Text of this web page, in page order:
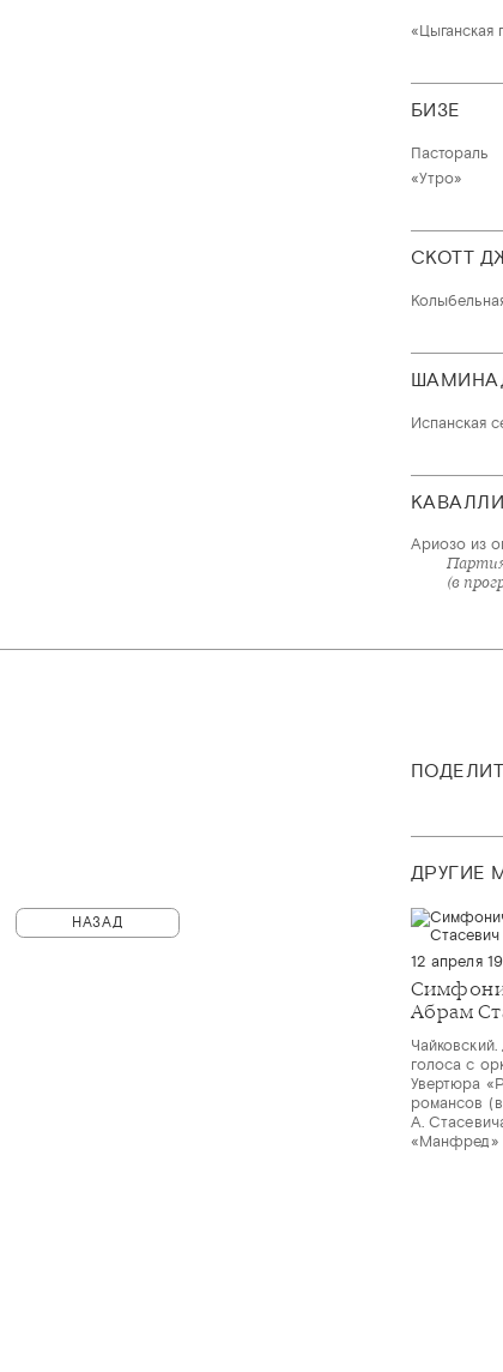
«Цыганская
БИЗЕ
Пастораль
«Утро»
СКОТТ
Испанская
КАВАЛЛИ
Ариозо из
(в
ДРУГИЕ
12 апреля
Абрам
голоса с
Увертюра
романсов
А.
«Манфред»
НАЗАД